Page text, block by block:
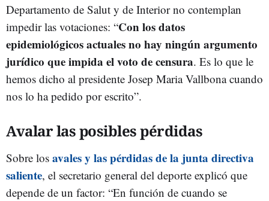
Departamento de Salut y de Interior no contemplan
impedir las votaciones: “Con los datos
epidemiológicos actuales no hay ningún argumento
jurídico que impida el voto de censura. Es lo que le
hemos dicho al presidente Josep Maria Vallbona cuando
nos lo ha pedido por escrito”.
Avalar las posibles pérdidas
Sobre los avales y las pérdidas de la junta directiva
saliente, el secretario general del deporte explicó que
depende de un factor: “En función de cuando se